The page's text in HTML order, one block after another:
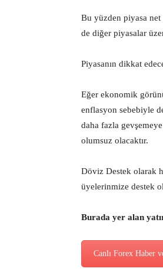
Bu yüzden piyasa
de diğer piyasalar
Piyasanın dikkat
Eğer ekonomik
enflasyon sebebiyle
daha fazla
olumsuz olacaktır.
Döviz Destek olarak
üyelerinmize destek
Burada yer alan
Canlı Forex Haber